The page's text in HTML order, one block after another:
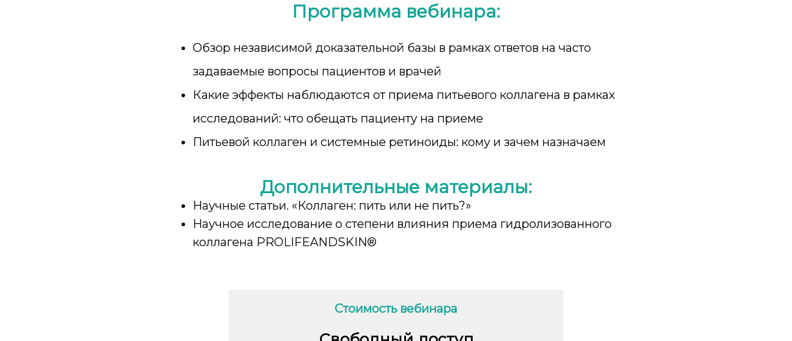
Программа вебинара:
Обзор независимой доказательной базы в рамках ответов на часто
задаваемые вопросы пациентов и врачей
Какие эффекты наблюдаются от приема питьевого коллагена в рамках
исследований: что обещать пациенту на приеме
Питьевой коллаген и системные ретиноиды: кому и зачем назначаем
Дополнительные материалы:
Научные статьи. «Коллаген: пить или не пить?»
Научное исследование о степени влияния приема гидролизованного
коллагена PROLIFEANDSKIN®
Стоимость вебинара